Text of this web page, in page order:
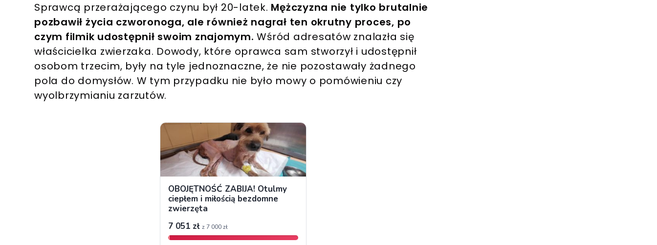
Sprawcą przerażającego czynu był 20-latek. Mężczyzna nie tylko brutalnie
pozbawił życia czworonoga, ale również nagrał ten okrutny proces, po
czym filmik udostępnił swoim znajomym. Wśród adresatów znalazła się
właścicielka zwierzaka. Dowody, które oprawca sam stworzył i udostępnił
osobom trzecim, były na tyle jednoznaczne, że nie pozostawały żadnego
pola do domysłów. W tym przypadku nie było mowy o pomówieniu czy
wyolbrzymianiu zarzutów.